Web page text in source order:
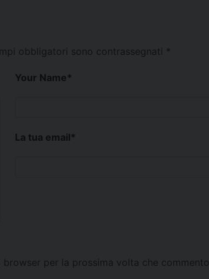
obbligatori sono contrassegnati *
Your Name*
La tua email*
per la prossima volta che commento.